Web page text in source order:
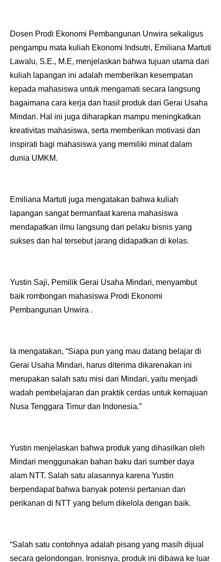
Dosen Prodi Ekonomi Pembangunan Unwira sekaligus
pengampu mata kuliah Ekonomi Indsutri, Emiliana Martuti
Lawalu, S.E., M.E, menjelaskan bahwa tujuan utama dari
kuliah lapangan ini adalah memberikan kesempatan
kepada mahasiswa untuk mengamati secara langsung
bagaimana cara kerja dan hasil produk dari Gerai Usaha
Mindari. Hal ini juga diharapkan mampu meningkatkan
kreativitas mahasiswa, serta memberikan motivasi dan
inspirati bagi mahasiswa yang memiliki minat dalam
dunia UMKM.
Emiliana Martuti juga mengatakan bahwa kuliah
lapangan sangat bermanfaat karena mahasiswa
mendapatkan ilmu langsung dari pelaku bisnis yang
sukses dan hal tersebut jarang didapatkan di kelas.
Yustin Saji, Pemilik Gerai Usaha Mindari, menyambut
baik rombongan mahasiswa Prodi Ekonomi
Pembangunan Unwira .
Ia mengatakan, “Siapa pun yang mau datang belajar di
Gerai Usaha Mindari, harus diterima dikarenakan ini
merupakan salah satu misi dari Mindari, yaitu menjadi
wadah pembelajaran dan praktik cerdas untuk kemajuan
Nusa Tenggara Timur dan Indonesia.”
Yustin menjelaskan bahwa produk yang dihasilkan oleh
Mindari menggunakan bahan baku dari sumber daya
alam NTT. Salah satu alasannya karena Yustin
berpendapat bahwa banyak potensi pertanian dan
perikanan di NTT yang belum dikelola dengan baik.
“Salah satu contohnya adalah pisang yang masih dijual
secara gelondongan. Ironisnya, produk ini dibawa ke luar